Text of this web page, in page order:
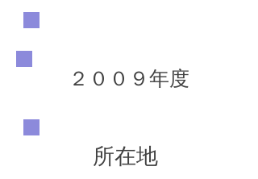
２００９年度
所在地